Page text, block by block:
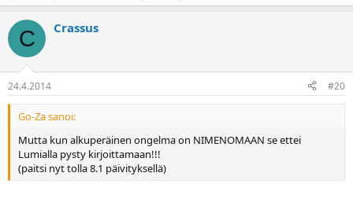
C Crassus
24.4.2014 #20
Go-Za sanoi:
Mutta kun alkuperäinen ongelma on NIMENOMAAN se ettei
Lumialla pysty kirjoittamaan!!!
(paitsi nyt tolla 8.1 päivityksellä)